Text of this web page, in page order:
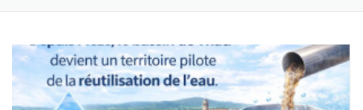
RESSOURCES CONTACT ACQUA-SHOP